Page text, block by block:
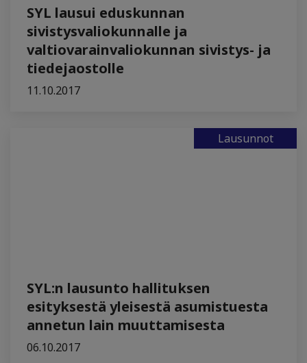
SYL lausui eduskunnan
sivistysvaliokunnalle ja
valtiovarainvaliokunnan sivistys- ja
tiedejaostolle
11.10.2017
Lausunnot
SYL:n lausunto hallituksen
esityksestä yleisestä asumistuesta
annetun lain muuttamisesta
06.10.2017